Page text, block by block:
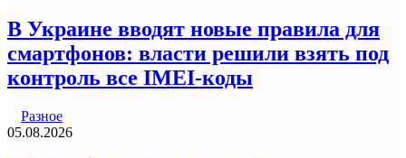
В Украине вводят новые правила для
смартфонов: власти решили взять под
контроль все IMEI-коды
Разное
05.08.2026